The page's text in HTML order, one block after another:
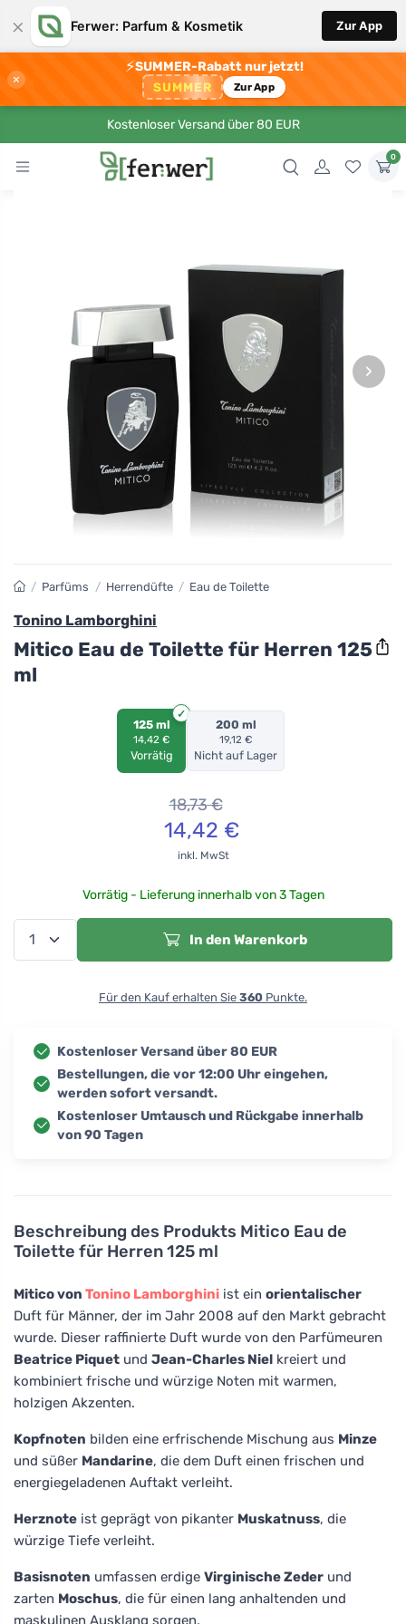
× Ferwer: Parfum & Kosmetik Zur App
×
⚡SUMMER-Rabatt nur jetzt!
SUMMER Zur App
Kostenloser Versand über 80 EUR
0
›
Beschreibung des Produkts Mitico Eau de
Toilette für Herren 125 ml
Mitico von Tonino Lamborghini ist ein orientalischer
Duft für Männer, der im Jahr 2008 auf den Markt gebracht
wurde. Dieser raffinierte Duft wurde von den Parfümeuren
Beatrice Piquet und Jean-Charles Niel kreiert und
kombiniert frische und würzige Noten mit warmen,
holzigen Akzenten.
Kopfnoten bilden eine erfrischende Mischung aus Minze
und süßer Mandarine, die dem Duft einen frischen und
energiegeladenen Auftakt verleiht.
Herznote ist geprägt von pikanter Muskatnuss, die
würzige Tiefe verleiht.
Basisnoten umfassen erdige Virginische Zeder und
zarten Moschus, die für einen lang anhaltenden und
maskulinen Ausklang sorgen.
/ Parfüms / Herrendüfte / Eau de Toilette
Tonino Lamborghini
Mitico Eau de Toilette für Herren 125
ml
125 ml
14,42 €
Vorrätig
200 ml
19,12 €
Nicht auf Lager
18,73€
14,42 €
inkl. MwSt
Vorrätig - Lieferung innerhalb von 3 Tagen
In den Warenkorb
Für den Kauf erhalten Sie 360 Punkte.
Kostenloser Versand über 80 EUR
Bestellungen, die vor 12:00 Uhr eingehen,
werden sofort versandt.
Kostenloser Umtausch und Rückgabe innerhalb
von 90 Tagen